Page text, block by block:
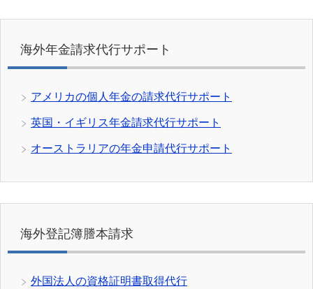
海外年金請求代行サポート
アメリカの個人年金の請求代行サポート
英国・イギリス年金請求代行サポート
オーストラリアの年金申請代行サポート
海外登記簿謄本請求
外国法人の資格証明書取得代行